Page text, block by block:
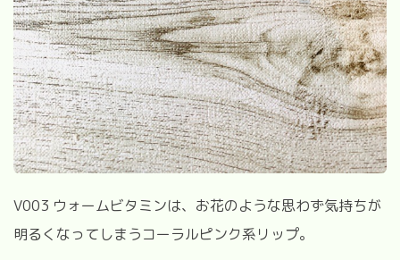
V003 ウォームビタミンは、お花のような思わず気持ちが
明るくなってしまうコーラルピンク系リップ。